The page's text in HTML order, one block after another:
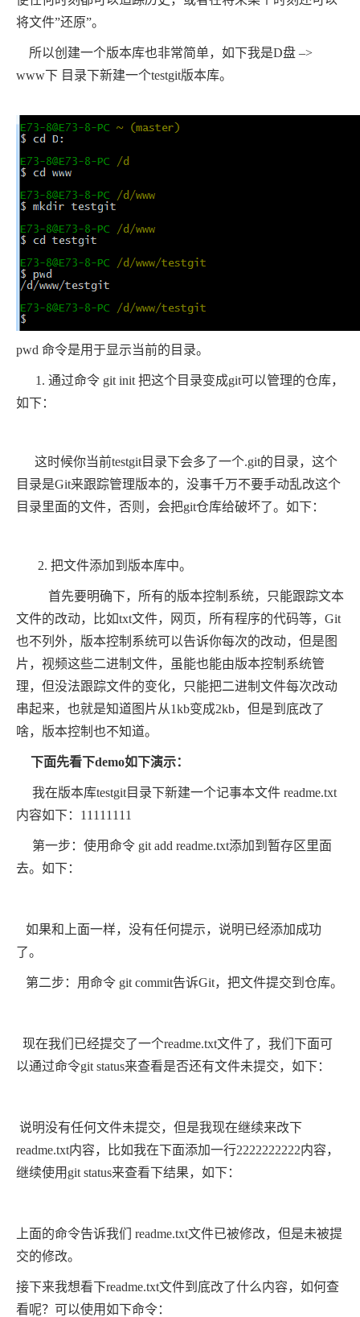
将文件”还原”。
所以创建一个版本库也非常简单，如下我是D盘 –>
www下 目录下新建一个testgit版本库。
pwd 命令是用于显示当前的目录。
1. 通过命令 git init 把这个目录变成git可以管理的仓库，
如下：
这时候你当前testgit目录下会多了一个.git的目录，这个
目录是Git来跟踪管理版本的，没事千万不要手动乱改这个
目录里面的文件，否则，会把git仓库给破坏了。如下：
2. 把文件添加到版本库中。
首先要明确下，所有的版本控制系统，只能跟踪文本
文件的改动，比如txt文件，网页，所有程序的代码等，Git
也不列外，版本控制系统可以告诉你每次的改动，但是图
片，视频这些二进制文件，虽能也能由版本控制系统管
理，但没法跟踪文件的变化，只能把二进制文件每次改动
串起来，也就是知道图片从1kb变成2kb，但是到底改了
啥，版本控制也不知道。
下面先看下demo如下演示：
我在版本库testgit目录下新建一个记事本文件 readme.txt
内容如下：11111111
第一步：使用命令 git add readme.txt添加到暂存区里面
去。如下：
如果和上面一样，没有任何提示，说明已经添加成功
了。
第二步：用命令 git commit告诉Git，把文件提交到仓库。
现在我们已经提交了一个readme.txt文件了，我们下面可
以通过命令git status来查看是否还有文件未提交，如下：
说明没有任何文件未提交，但是我现在继续来改下
readme.txt内容，比如我在下面添加一行2222222222内容，
继续使用git status来查看下结果，如下：
上面的命令告诉我们 readme.txt文件已被修改，但是未被提
交的修改。
接下来我想看下readme.txt文件到底改了什么内容，如何查
看呢？可以使用如下命令：